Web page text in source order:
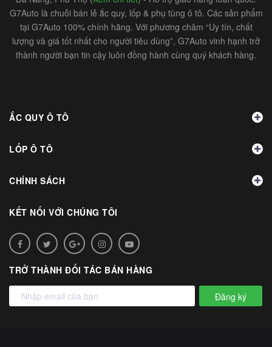
G7Auto là chuỗi bán lẻ ắc quy, lốp & phụ tùng ô tô. Các sản phẩm
tại G7Auto 100% chính hãng. Với phương châm “Uy tín, chất
lượng và giá tốt nhất cho người tiêu dùng”, G7Auto vinh hạnh trở
thành người bạn tin cậy luôn đồng hành cùng quý khách hàng.
ẮC QUY Ô TÔ
LỐP Ô TÔ
CHÍNH SÁCH
KẾT NỐI VỚI CHÚNG TÔI
TRỞ THÀNH ĐỐI TÁC BÁN HÀNG
Đăng ký